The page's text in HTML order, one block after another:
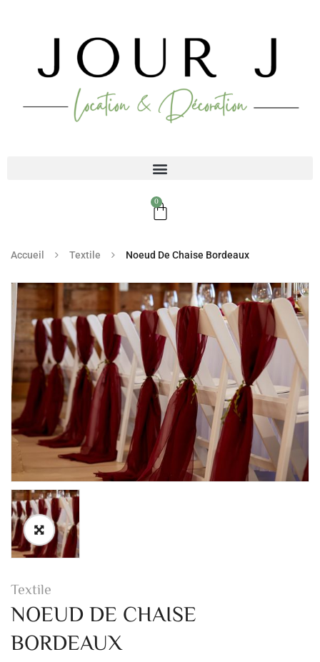
0
Accueil Textile Noeud De Chaise Bordeaux
Textile
NOEUD DE CHAISE
BORDEAUX